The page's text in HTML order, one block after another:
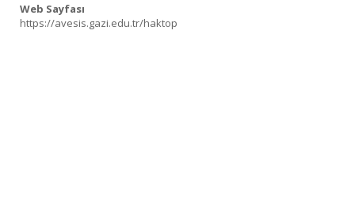
Web Sayfası
https://avesis.gazi.edu.tr/haktop